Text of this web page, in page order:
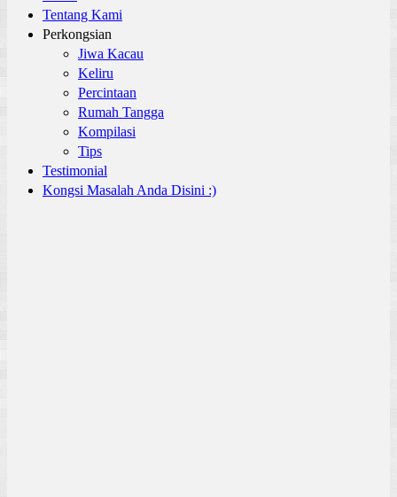
Tentang Kami
Perkongsian
Jiwa Kacau
Keliru
Percintaan
Rumah Tangga
Kompilasi
Tips
Testimonial
Kongsi Masalah Anda Disini :)